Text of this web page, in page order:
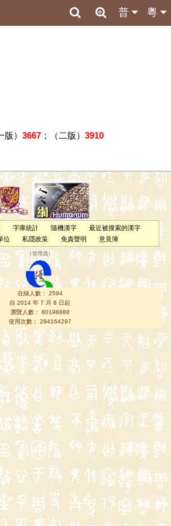
粵
普
） 3667；（二版） 3910
字庫統計 隨機漢字
最近被搜索的漢字
位 私隱政策 免責聲明 意見簿
（管理員 ）
在線人數： 2594
自 2014 年 7 月 8 日起
瀏覽人數： 80198888
使用次數： 294164297